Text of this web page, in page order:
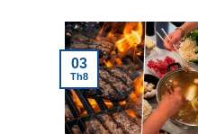
03
Th8